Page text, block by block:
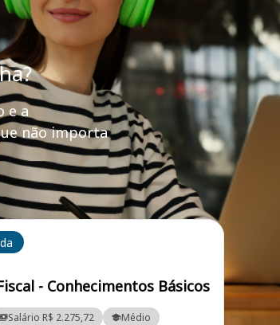
e a
não importa
- Conhecimentos Básicos
Salário R$ 2.275,72 Médio